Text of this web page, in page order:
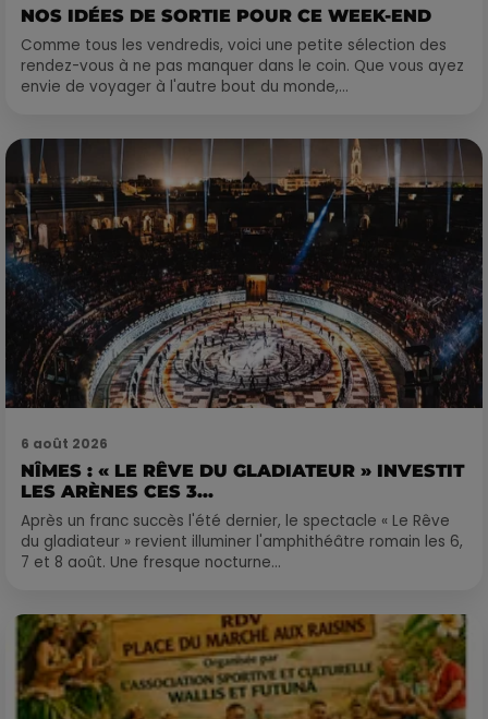
NOS IDÉES DE SORTIE POUR CE WEEK-END
Comme tous les vendredis, voici une petite sélection des
rendez-vous à ne pas manquer dans le coin. Que vous ayez
envie de voyager à l'autre bout du monde,...
6 août 2026
NÎMES : « LE RÊVE DU GLADIATEUR » INVESTIT
LES ARÈNES CES 3...
Après un franc succès l'été dernier, le spectacle « Le Rêve
du gladiateur » revient illuminer l'amphithéâtre romain les 6,
7 et 8 août. Une fresque nocturne...